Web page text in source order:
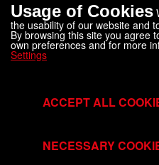
Usage of Cookies
the usability of our website and
By browsing this site you agree
own preferences and for more
Settings
ACCEPT ALL
NECESSARY
SSE SVERIGE
Olofsbergsgruvan, Gyttorp,713 93
Tel.+46 587 145 45
info@sse-sverige.se
SSE SVERIGE AB